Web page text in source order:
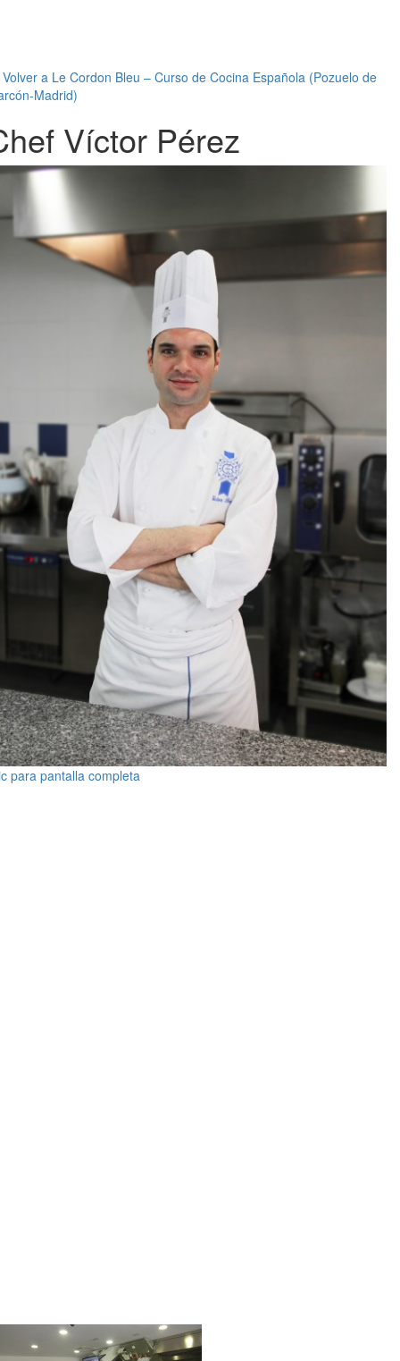
Volver a Le Cordon Bleu – Curso de Cocina Española (Pozuelo de
Madrid)
Víctor Pérez
para pantalla completa